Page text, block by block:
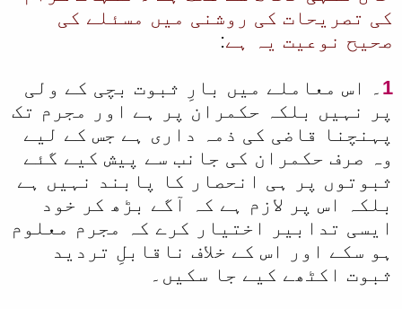
کی تصریحات کی روشنی میں مسئلے کی
صحیح نوعیت یہ ہے:
1 ۔ اس معاملے میں بارِ ثبوت بچی کے ولی
پر نہیں بلکہ حکمران پر ہے اور مجرم تک
پہنچنا قاضی کی ذمہ داری ہے جس کے لیے
وہ صرف حکمران کی جانب سے پیش کیے گئے
ثبوتوں پر ہی انحصار کا پابند نہیں ہے
بلکہ اس پر لازم ہے کہ آگے بڑھ کر خود
ایسی تدابیر اختیار کرے کہ مجرم معلوم
ہو سکے اور اس کے خلاف ناقابلِ تردید
ثبوت اکٹھے کیے جا سکیں۔